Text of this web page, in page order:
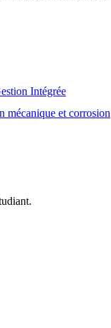
Intégrée
mécanique et corrosion